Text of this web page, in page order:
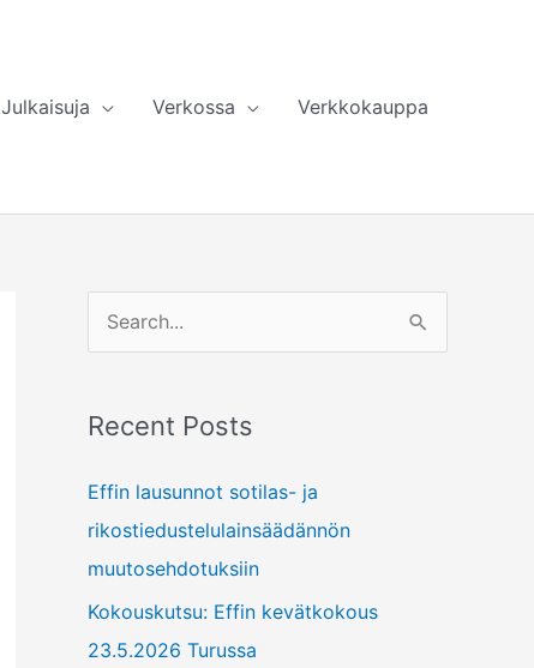
Julkaisuja Verkossa Verkkokauppa
e
r
h
f
o
r
:
Recent Posts
Effin lausunnot sotilas- ja
rikostiedustelulainsäädännön
muutosehdotuksiin
Kokouskutsu: Effin kevätkokous
23.5.2026 Turussa